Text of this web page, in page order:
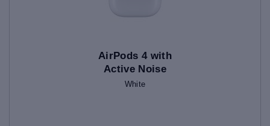
AirPods 4 with
Active Noise
Cancellation
White